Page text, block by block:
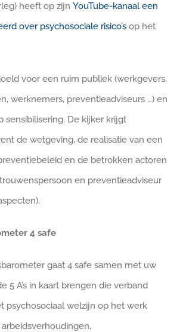
heeft op zijn YouTube-kanaal een
over psychosociale risico’s op het
voor een ruim publiek (werkgevers,
werknemers, preventieadviseurs …) en
sensibilisering. De kijker krijgt
de wetgeving, de realisatie van een
en de betrokken actoren
en preventieadviseur
4 safe
gaat 4 safe samen met uw
5 A’s in kaart brengen die verband
psychosociaal welzijn op het werk